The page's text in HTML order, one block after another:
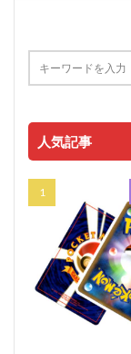
人気記事